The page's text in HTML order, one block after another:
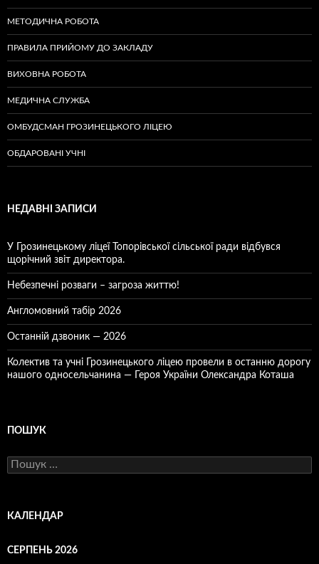
МЕТОДИЧНА РОБОТА
ПРАВИЛА ПРИЙОМУ ДО ЗАКЛАДУ
ВИХОВНА РОБОТА
МЕДИЧНА СЛУЖБА
ОМБУДСМАН ГРОЗИНЕЦЬКОГО ЛІЦЕЮ
ОБДАРОВАНІ УЧНІ
НЕДАВНІ ЗАПИСИ
У Грозинецькому ліцеї Топорівської сільської ради відбувся
щорічний звіт директора.
Небезпечні розваги – загроза життю!
Англомовний табір 2026
Останній дзвоник — 2026
Колектив та учні Грозинецького ліцею провели в останню дорогу
нашого односельчанина — Героя України Олександра Коташа
ПОШУК
Пошук:
КАЛЕНДАР
СЕРПЕНЬ 2026